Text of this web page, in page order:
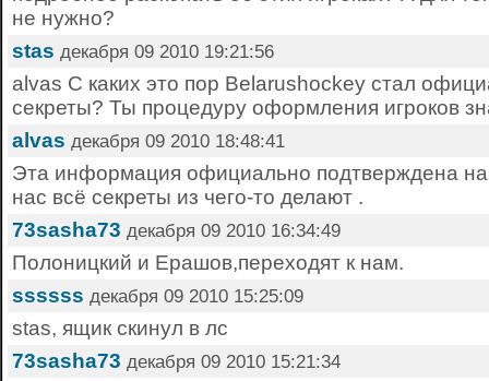
не нужно?
stas декабря 09 2010 19:21:56
alvas С каких это пор Belarushockey стал
секреты? Ты процедуру оформления игроков
alvas декабря 09 2010 18:48:41
Эта информация официально подтверждена
нас всё секреты из чего-то делают .
73sasha73 декабря 09 2010 16:34:49
Полоницкий и Ерашов,переходят к нам.
ssssss декабря 09 2010 15:25:09
stas, ящик скинул в лс
73sasha73 декабря 09 2010 15:21:34